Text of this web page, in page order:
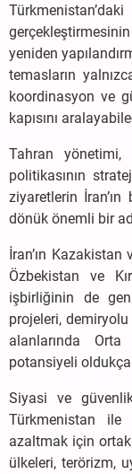
yeniden
temasların
koordinasyon ve
kapısını
Tahran yönetimi,
politikasının
ziyaretlerin İran’ın
dönük önemli bir
İran’ın
Özbekistan ve
işbirliğinin de
projeleri,
alanlarında
potansiyeli
Siyasi ve
Türkmenistan ile
azaltmak için
ülkeleri, terörizm,